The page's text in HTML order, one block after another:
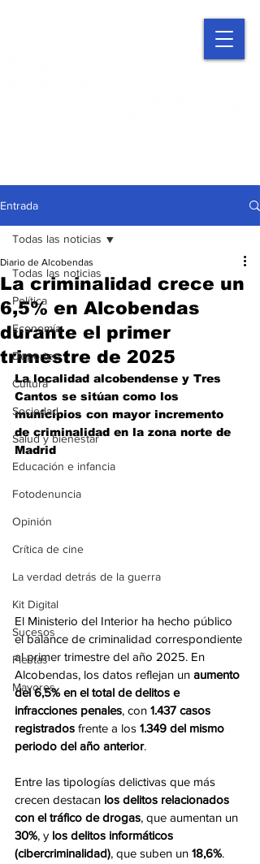
Entrada
Todas las noticias
Política
Economía
Deportes
Cultura
Sociedad
Salud y bienestar
Educación e infancia
Fotodenuncia
Opinión
Crítica de cine
La verdad detrás de la guerra
Kit Digital
Sucesos
Fiestas
Mayores
Todas las noticias
La criminalidad crece un
6,5% en Alcobendas
durante el primer
trimestre de 2025
Diario de Alcobendas
La localidad alcobendense y Tres
Cantos se sitúan como los
municipios con mayor incremento
de criminalidad en la zona norte de
Madrid
El Ministerio del Interior ha hecho público
el balance de criminalidad correspondiente
al primer trimestre del año 2025. En
Alcobendas, los datos reflejan un aumento
del 6,5% en el total de delitos e
infracciones penales, con 1.437 casos
registrados frente a los 1.349 del mismo
periodo del año anterior.
Entre las tipologías delictivas que más
crecen destacan los delitos relacionados
con el tráfico de drogas, que aumentan un
30%, y los delitos informáticos
(cibercriminalidad), que suben un 18,6%.